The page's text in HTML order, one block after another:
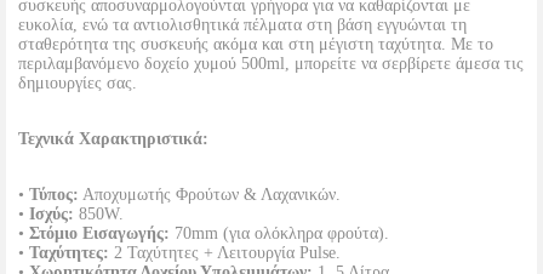
συσκευής αποσυναρμολογούνται γρήγορα για να καθαρίζονται με
ευκολία, ενώ τα αντιολισθητικά πέλματα στη βάση εγγυώνται τη
σταθερότητα της συσκευής ακόμα και στη μέγιστη ταχύτητα. Με το
περιλαμβανόμενο δοχείο χυμού 500ml, μπορείτε να σερβίρετε άμεσα τις
δημιουργίες σας.
Τεχνικά Χαρακτηριστικά:
• Τύπος: Αποχυμωτής Φρούτων & Λαχανικών.
• Ισχύς: 850W.
• Στόμιο Εισαγωγής: 70mm (για ολόκληρα φρούτα).
• Ταχύτητες: 2 Ταχύτητες + Λειτουργία Pulse.